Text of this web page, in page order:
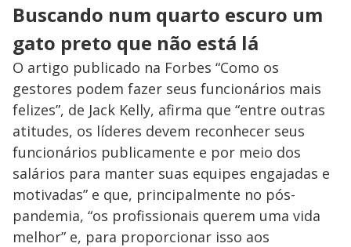
Buscando num quarto escuro um
gato preto que não está lá
O artigo publicado na Forbes “Como os
gestores podem fazer seus funcionários mais
felizes”, de Jack Kelly, afirma que “entre outras
atitudes, os líderes devem reconhecer seus
funcionários publicamente e por meio dos
salários para manter suas equipes engajadas e
motivadas” e que, principalmente no pós-
pandemia, “os profissionais querem uma vida
melhor” e, para proporcionar isso aos